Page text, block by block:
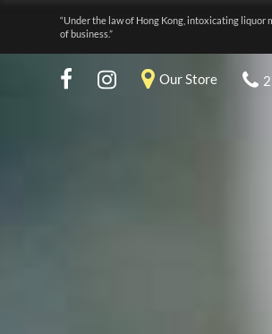
“Under the law of Hong Kong, intoxicating liquor
of business.”
Our Store